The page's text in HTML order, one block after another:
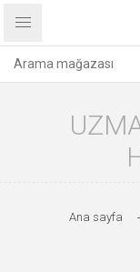
Ana sayfa